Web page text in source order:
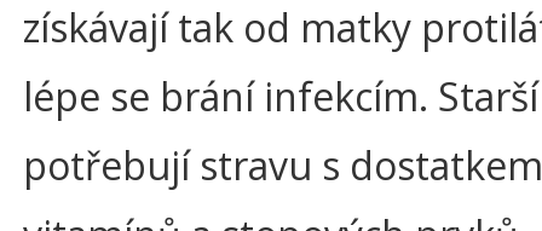
získávají tak od matky
lépe se brání infekcím.
potřebují stravu s dostatkem